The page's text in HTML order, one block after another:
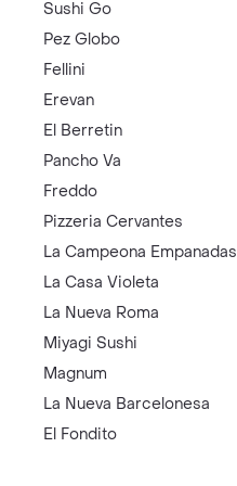
Sushi Go
Pez Globo
Fellini
Erevan
El Berretin
Pancho Va
Freddo
Pizzeria Cervantes
La Campeona Empanadas
La Casa Violeta
La Nueva Roma
Miyagi Sushi
Magnum
La Nueva Barcelonesa
El Fondito